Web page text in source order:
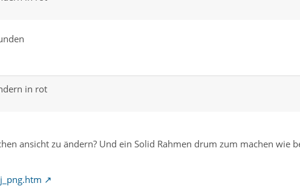
in rot
ansicht zu ändern? Und ein Solid Rahmen drum zum machen wie